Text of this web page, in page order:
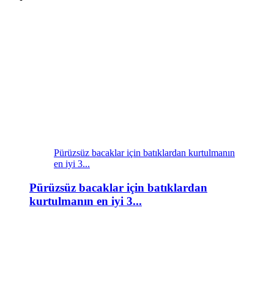
Pürüzsüz bacaklar için batıklardan kurtulmanın
en iyi 3...
Pürüzsüz bacaklar için batıklardan
kurtulmanın en iyi 3...